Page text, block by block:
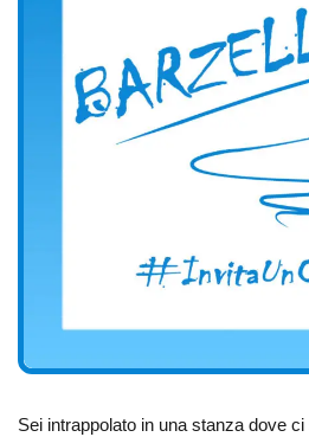
Sei intrappolato in una stanza dove